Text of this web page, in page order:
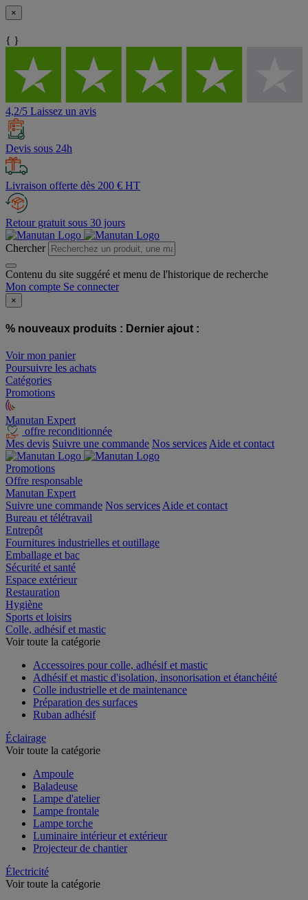
×
{ }
4,2/5 Laissez un avis
Devis sous 24h
Livraison offerte dès 200 € HT
Retour gratuit sous 30 jours
Chercher
Contenu du site suggéré et menu de l'historique de recherche
Mon compte Se connecter
×
% nouveaux produits : Dernier ajout :
Voir mon panier
Poursuivre les achats
Catégories
Promotions
Manutan Expert
offre reconditionnée
Mes devis Suivre une commande Nos services Aide et contact
Promotions
Offre responsable
Manutan Expert
Suivre une commande Nos services Aide et contact
Bureau et télétravail
Entrepôt
Fournitures industrielles et outillage
Emballage et bac
Sécurité et santé
Espace extérieur
Restauration
Hygiène
Sports et loisirs
Colle, adhésif et mastic
Voir toute la catégorie
Accessoires pour colle, adhésif et mastic
Adhésif et mastic d'isolation, insonorisation et étanchéité
Colle industrielle et de maintenance
Préparation des surfaces
Ruban adhésif
Éclairage
Voir toute la catégorie
Ampoule
Baladeuse
Lampe d'atelier
Lampe frontale
Lampe torche
Luminaire intérieur et extérieur
Projecteur de chantier
Électricité
Voir toute la catégorie